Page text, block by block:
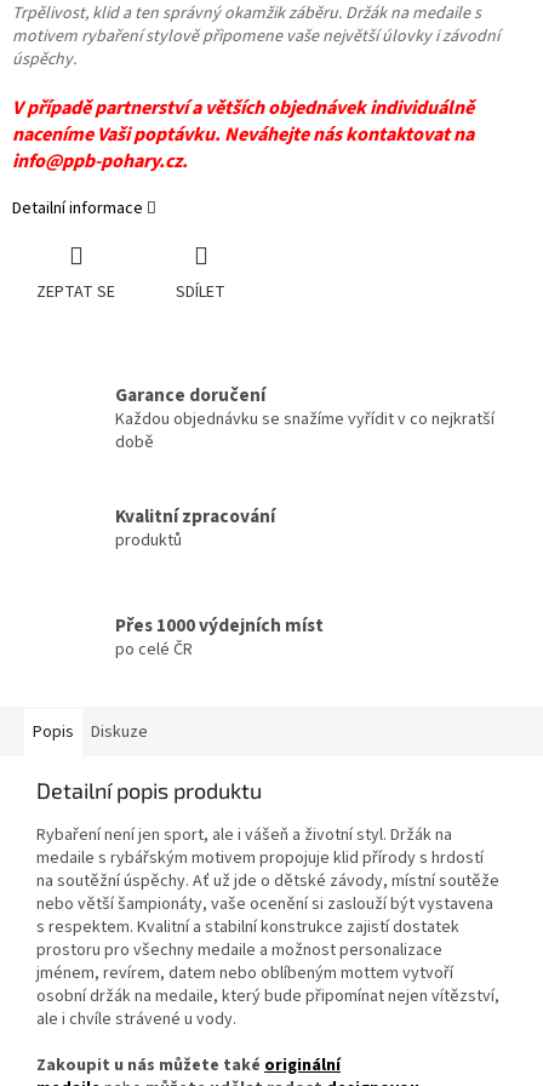
Trpělivost, klid a ten správný okamžik záběru. Držák na medaile s
motivem rybaření stylově připomene vaše největší úlovky i závodní
úspěchy.
V případě partnerství a větších objednávek individuálně
naceníme Vaši poptávku. Neváhejte nás kontaktovat na
info@ppb-pohary.cz.
Detailní informace
ZEPTAT SE SDÍLET
Garance doručení
Každou objednávku se snažíme vyřídit v co nejkratší
době
Kvalitní zpracování
produktů
Přes 1000 výdejních míst
po celé ČR
Popis Diskuze
Detailní popis produktu
Rybaření není jen sport, ale i vášeň a životní styl. Držák na
medaile s rybářským motivem propojuje klid přírody s hrdostí
na soutěžní úspěchy. Ať už jde o dětské závody, místní soutěže
nebo větší šampionáty, vaše ocenění si zaslouží být vystavena
s respektem. Kvalitní a stabilní konstrukce zajistí dostatek
prostoru pro všechny medaile a možnost personalizace
jménem, revírem, datem nebo oblíbeným mottem vytvoří
osobní držák na medaile, který bude připomínat nejen vítězství,
ale i chvíle strávené u vody.
Zakoupit u nás můžete také originální